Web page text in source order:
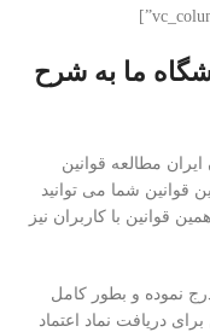
ما به شرح
مطالعه قوانین
شما می توانید
قوانین با کاربران نیز
نموده و بطور کامل
دریافت نماد اعتماد